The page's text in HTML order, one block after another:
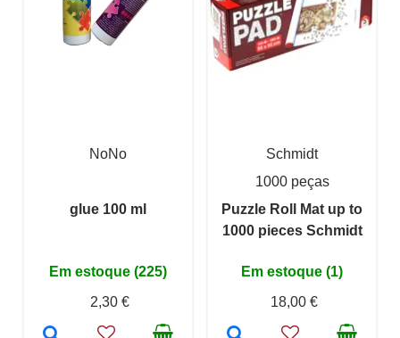
NoNo
glue 100 ml
Em estoque (225)
2,30 €
Schmidt
1000 peças
Puzzle Roll Mat up to
1000 pieces Schmidt
Em estoque (1)
18,00 €